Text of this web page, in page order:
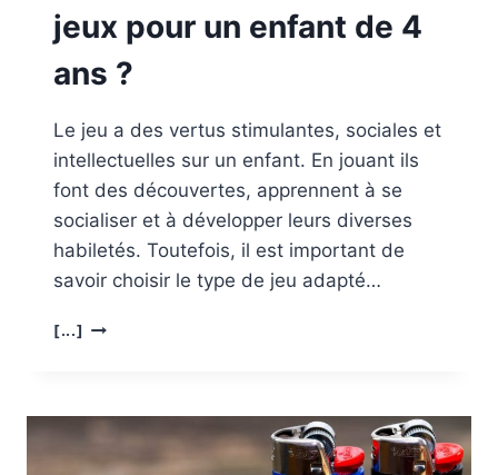
jeux pour un enfant de 4
ans ?
Le jeu a des vertus stimulantes, sociales et
intellectuelles sur un enfant. En jouant ils
font des découvertes, apprennent à se
socialiser et à développer leurs diverses
habiletés. Toutefois, il est important de
savoir choisir le type de jeu adapté…
[...] QUELS
JEUX
UN